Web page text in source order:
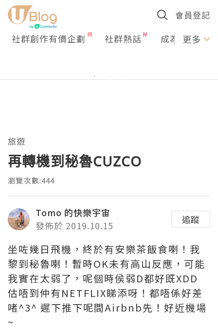
會員登記
社群創作有價企劃 社群熱話 成為U更多
旅遊
再轉機到秘魯CUZCO
瀏覽次數:444
Tomo 的快樂宇宙
發佈於 2019.10.15
追蹤
坐咗幾日飛機，終於有安樂茶飯食喇！我
黎到秘魯喇！暫時OK未有高山反應，可能
我實在太弱了，呢個時侯弱D都好既XDD
估唔到仲有NETFLIX睇添呀！都唔係好差
啫^3^ 遲下推下呢間Airbnb先！好近機場
~